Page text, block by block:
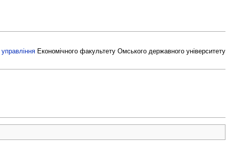
управлінняЕкономічного факультету Омського державного університету